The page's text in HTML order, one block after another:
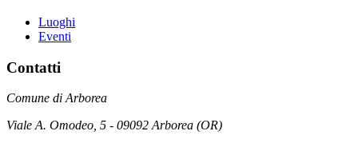
Luoghi
Eventi
Contatti
Comune di Arborea
Viale A. Omodeo, 5 - 09092 Arborea (OR)